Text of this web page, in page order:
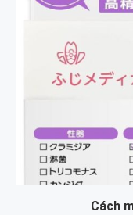
Cách